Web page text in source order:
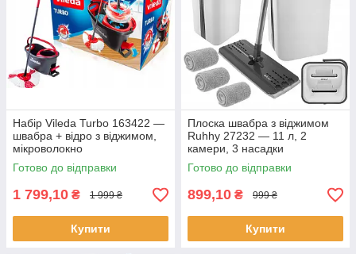
Набір Vileda Turbo 163422 —
швабра + відро з віджимом,
мікроволокно
Готово до відправки
1 799,10 ₴ 1 999 ₴
Купити
Плоска швабра з віджимом
Ruhhy 27232 — 11 л, 2
камери, 3 насадки
Готово до відправки
899,10 ₴ 999 ₴
Купити